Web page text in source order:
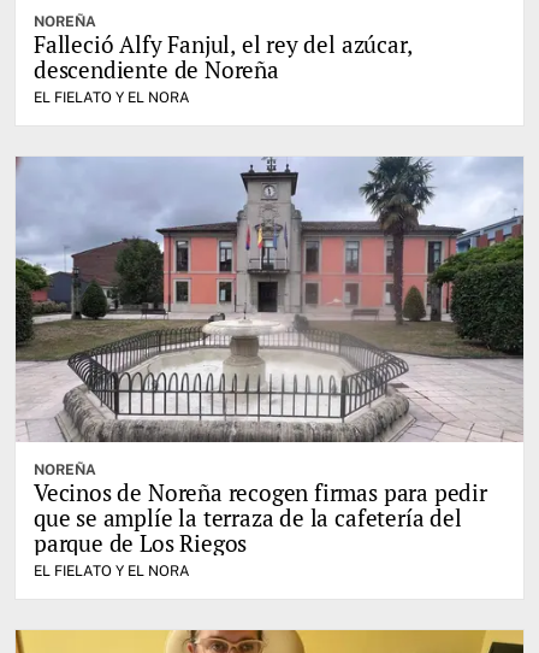
NOREÑA
Falleció Alfy Fanjul, el rey del azúcar,
descendiente de Noreña
EL FIELATO Y EL NORA
NOREÑA
Vecinos de Noreña recogen firmas para pedir
que se amplíe la terraza de la cafetería del
parque de Los Riegos
EL FIELATO Y EL NORA